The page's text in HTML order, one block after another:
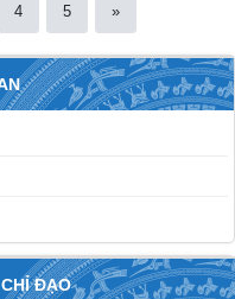
4 5 »
ĐẠO